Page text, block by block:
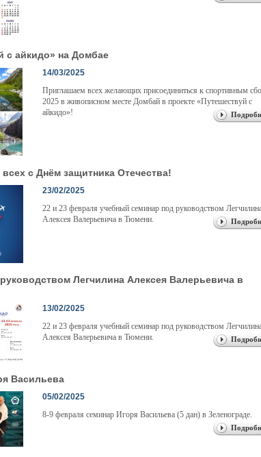
с айкидо» на Домбае
14/03/2025
Приглашаем всех желающих присоединиться к спортивным
2025 в живописном месте Домбай в проекте «Путешествуй с
айкидо»!
с Днём защитника Отечества!
23/02/2025
22 и 23 февраля учебный семинар под руководством
Алексея Валерьевича в Тюмени.
Легчилина Алексея Валерьевича в
13/02/2025
22 и 23 февраля учебный семинар под руководством
Алексея Валерьевича в Тюмени.
Васильева
05/02/2025
8-9 февраля семинар Игоря Васильева (5 дан) в Зеленограде.